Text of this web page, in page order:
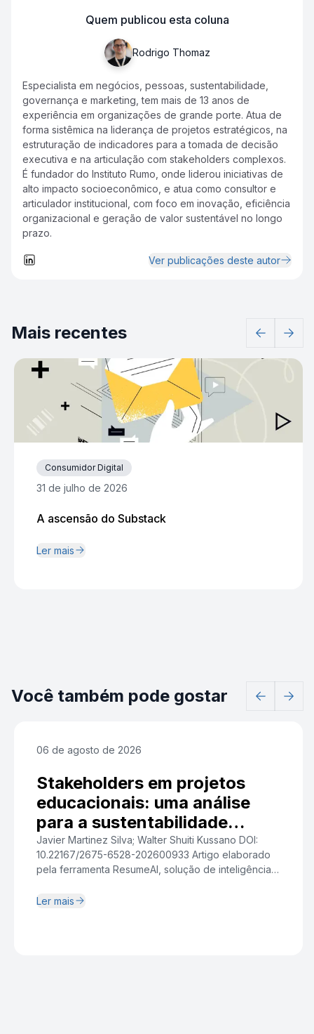
Quem publicou esta coluna
Rodrigo Thomaz
Especialista em negócios, pessoas, sustentabilidade,
governança e marketing, tem mais de 13 anos de
experiência em organizações de grande porte. Atua de
forma sistêmica na liderança de projetos estratégicos, na
estruturação de indicadores para a tomada de decisão
executiva e na articulação com stakeholders complexos.
É fundador do Instituto Rumo, onde liderou iniciativas de
alto impacto socioeconômico, e atua como consultor e
articulador institucional, com foco em inovação, eficiência
organizacional e geração de valor sustentável no longo
prazo.
Ver publicações deste autor
Mais recentes
Consumidor Digital
31 de julho de 2026
A ascensão do Substack
Ler mais
Você também pode gostar
06 de agosto de 2026
Stakeholders em projetos
educacionais: uma análise
para a sustentabilidade
institucional
Javier Martinez Silva; Walter Shuiti Kussano DOI:
10.22167/2675-6528-202600933 Artigo elaborado
pela ferramenta ResumeAI, solução de inteligência
à síntese e redação. Resumo A crescente
Ler mais